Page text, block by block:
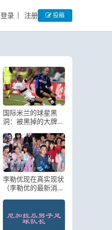
登录 注册 投稿
国际米兰的球星黑
洞：被黑掉的大牌球
李勒优现在真实现状
（李勒优的最新消